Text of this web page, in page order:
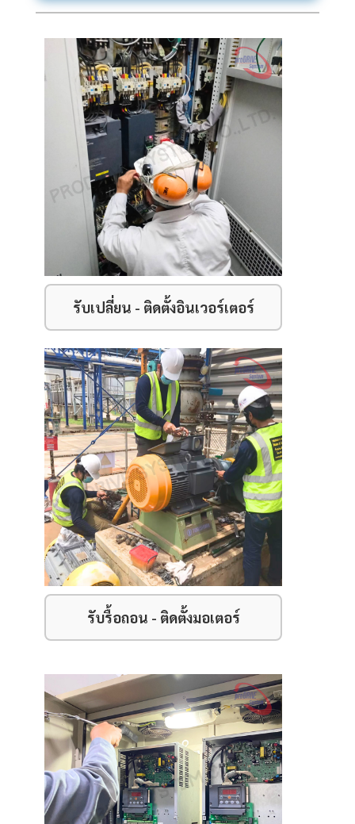
รับเปลี่ยน - ติดตั้งอินเวอร์เตอร์
รับรื้อถอน - ติดตั้งมอเตอร์